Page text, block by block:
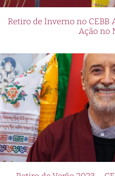
Retiro de Inverno no CEBB
Ação no